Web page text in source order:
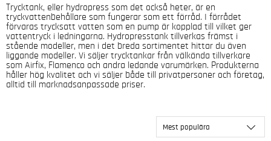
Trycktank, eller hydropress som det också heter, är en
tryckvattenbehållare som fungerar som ett förråd. I förrådet
förvaras trycksatt vatten som en pump är kopplad till vilket ger
vattentryck i ledningarna. Hydropresstank tillverkas främst i
stående modeller, men i det breda sortimentet hittar du även
liggande modeller. Vi säljer trycktankar från välkända tillverkare
som Airfix, Flamenco och andra ledande varumärken. Produkterna
håller hög kvalitet och vi säljer både till privatpersoner och företag,
alltid till marknadsanpassade priser.
Mest populära